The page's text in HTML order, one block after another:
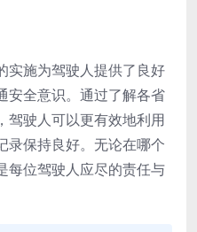
实施为驾驶人提供了良好
安全意识。通过了解各省
驾驶人可以更有效地利用
录保持良好。无论在哪个
每位驾驶人应尽的责任与